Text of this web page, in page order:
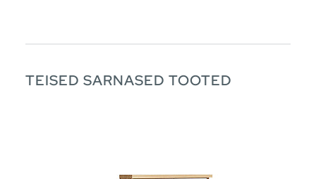
TEISED SARNASED TOOTED